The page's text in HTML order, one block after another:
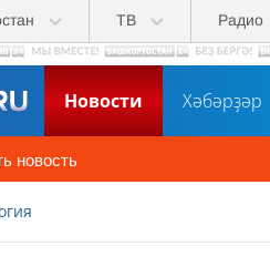
ТВ Радио
Новости Хәбәрҙәр
новость